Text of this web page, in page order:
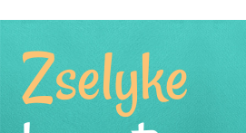
Zselyke